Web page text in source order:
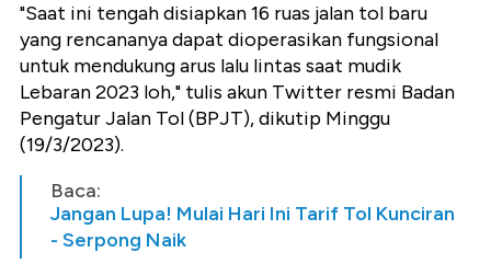
"Saat ini tengah disiapkan 16 ruas jalan tol baru
yang rencananya dapat dioperasikan fungsional
untuk mendukung arus lalu lintas saat mudik
Lebaran 2023 loh," tulis akun Twitter resmi Badan
Pengatur Jalan Tol (BPJT), dikutip Minggu
(19/3/2023).
Baca:
Jangan Lupa! Mulai Hari Ini Tarif Tol Kunciran
- Serpong Naik